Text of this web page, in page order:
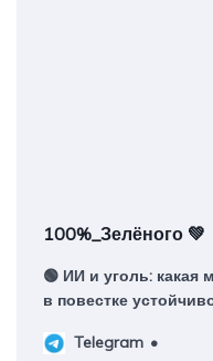
100%_Зелёного 💚
🟢 ИИ и уголь: какая
в повестке
покойника - только
Telegram